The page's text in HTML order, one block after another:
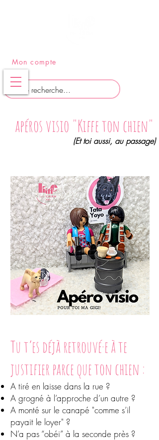
Mon compte
apéros visio "Kiffe ton chien"
(Et toi aussi, au passage)
Tu t’es déjà retrouvé·e à te
justifier parce que ton chien :
A tiré en laisse dans la rue ?
A grogné à l’approche d’un autre ?
A monté sur le canapé "comme s’il
payait le loyer" ?
N’a pas “obéi” à la seconde près ?